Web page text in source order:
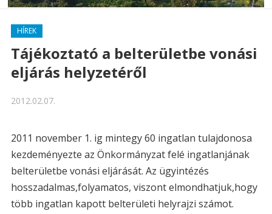
HÍREK
Tájékoztató a belterületbe vonási
eljárás helyzetéről
2012.02.07.
2011 november 1. ig mintegy 60 ingatlan tulajdonosa
kezdeményezte az Önkormányzat felé ingatlanjának
belterületbe vonási eljárását. Az ügyintézés
hosszadalmas,folyamatos, viszont elmondhatjuk,hogy
több ingatlan kapott belterületi helyrajzi számot.